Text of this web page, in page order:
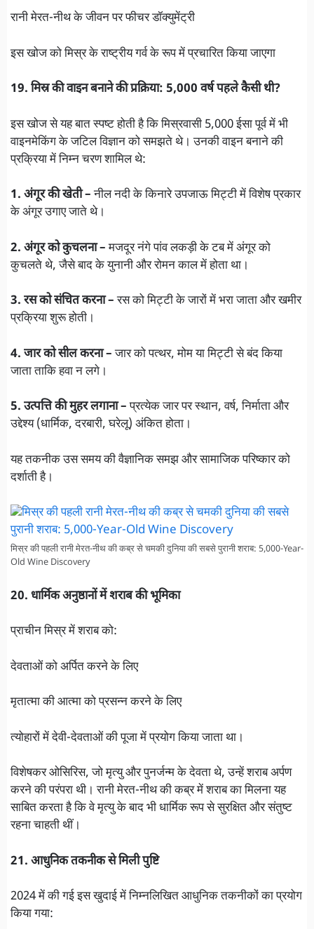
रानी मेरत-नीथ के जीवन पर फीचर डॉक्युमेंट्री
इस खोज को मिस्र के राष्ट्रीय गर्व के रूप में प्रचारित किया जाएगा
19. मिस्र की वाइन बनाने की प्रक्रिया: 5,000 वर्ष पहले कैसी थी?
इस खोज से यह बात स्पष्ट होती है कि मिस्रवासी 5,000 ईसा पूर्व में भी
वाइनमेकिंग के जटिल विज्ञान को समझते थे। उनकी वाइन बनाने की
प्रक्रिया में निम्न चरण शामिल थे:
1. अंगूर की खेती –नील नदी के किनारे उपजाऊ मिट्टी में विशेष प्रकार
के अंगूर उगाए जाते थे।
2. अंगूर को कुचलना –मजदूर नंगे पांव लकड़ी के टब में अंगूर को
कुचलते थे, जैसे बाद के युनानी और रोमन काल में होता था।
3. रस को संचित करना –रस को मिट्टी के जारों में भरा जाता और खमीर
प्रक्रिया शुरू होती।
4. जार को सील करना –जार को पत्थर, मोम या मिट्टी से बंद किया
जाता ताकि हवा न लगे।
5. उत्पत्ति की मुहर लगाना –प्रत्येक जार पर स्थान, वर्ष, निर्माता और
उद्देश्य (धार्मिक, दरबारी, घरेलू) अंकित होता।
यह तकनीक उस समय की वैज्ञानिक समझ और सामाजिक परिष्कार को
दर्शाती है।
मिस्र की पहली रानी मेरत-नीथ की कब्र से चमकी दुनिया की सबसे पुरानी शराब: 5,000-Year-
Old Wine Discovery
20. धार्मिक अनुष्ठानों में शराब की भूमिका
प्राचीन मिस्र में शराब को:
देवताओं को अर्पित करने के लिए
मृतात्मा की आत्मा को प्रसन्न करने के लिए
त्योहारों में देवी-देवताओं की पूजा में प्रयोग किया जाता था।
विशेषकर ओसिरिस, जो मृत्यु और पुनर्जन्म के देवता थे, उन्हें शराब अर्पण
करने की परंपरा थी। रानी मेरत-नीथ की कब्र में शराब का मिलना यह
साबित करता है कि वे मृत्यु के बाद भी धार्मिक रूप से सुरक्षित और संतुष्ट
रहना चाहती थीं।
21. आधुनिक तकनीक से मिली पुष्टि
2024 में की गई इस खुदाई में निम्नलिखित आधुनिक तकनीकों का प्रयोग
किया गया: